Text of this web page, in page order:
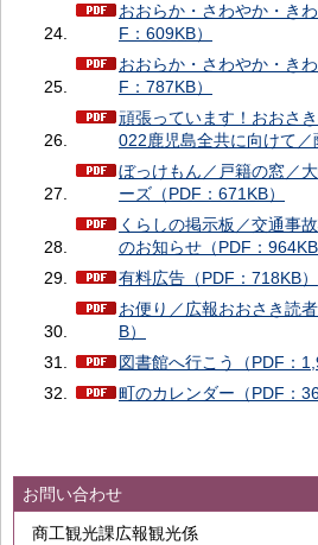
おおらか・さわやか・き
F：609KB）
おおらか・さわやか・き
F：787KB）
頑張っています！おおさ
022鹿児島全共に向けて／
ぼっけもん／戸籍の窓／
ーズ（PDF：671KB）
くらしの掲示板／交通事
のお知らせ（PDF：964KB
有料広告（PDF：718KB）
お便り／広報おおさき読
B）
図書館へ行こう（PDF：
町のカレンダー（PDF：
お問い合わせ
商工観光課広報観光係